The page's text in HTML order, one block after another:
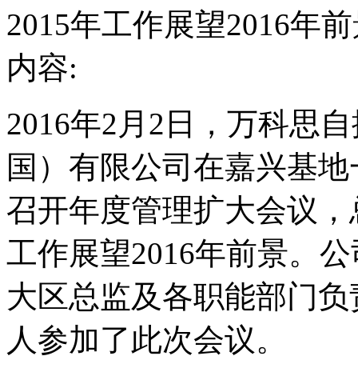
2015年工作展望2016年
内容:
2016年2月2日，万科思
国）有限公司在嘉兴基
召开年度管理扩大会议，
工作展望2016年前景。
大区总监及各职能部门负
人参加了此次会议。